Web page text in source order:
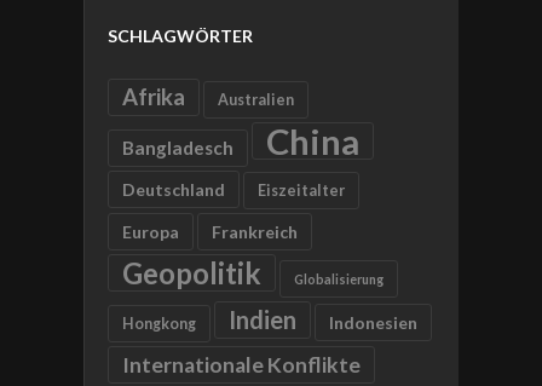
SCHLAGWÖRTER
Afrika Australien
Bangladesch China
Deutschland Eiszeitalter
Europa Frankreich
Geopolitik Globalisierung
Hongkong Indien Indonesien
Internationale Konflikte